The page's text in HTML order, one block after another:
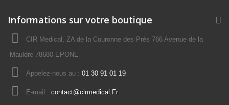
Informations sur votre boutique
CIR Medical, ZA de la Couronne des Prés 766 Avenue de la
Mauldre 78680 EPONE
Appelez-nous au : 01 30 91 01 19
E-mail : contact@cirmedical.Fr